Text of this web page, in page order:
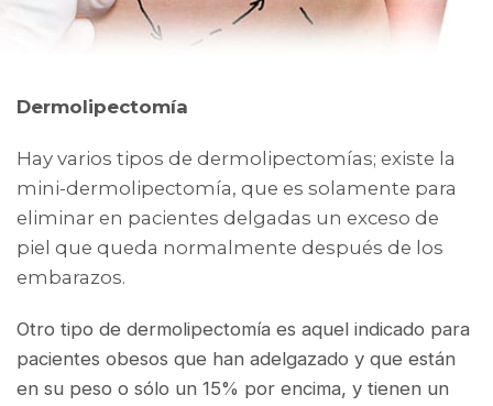
Dermolipectomía
Hay varios tipos de dermolipectomías; existe la
mini-dermolipectomía, que es solamente para
eliminar en pacientes delgadas un exceso de
piel que queda normalmente después de los
embarazos.
Otro tipo de dermolipectomía es aquel indicado para
pacientes obesos que han adelgazado y que están
en su peso o sólo un 15% por encima, y tienen un